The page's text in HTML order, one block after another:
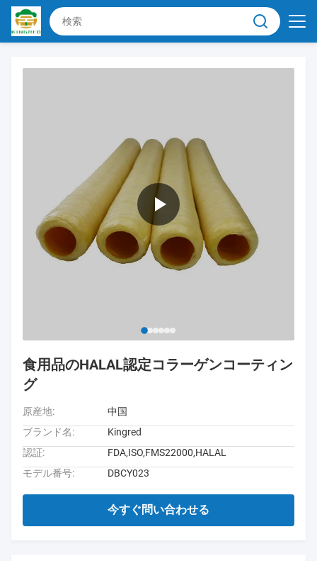
食用品のHALAL認定コラーゲンコーティン
グ
原産地:
中国
ブランド名:
Kingred
認証:
FDA,ISO,FMS22000,HALAL
モデル番号:
DBCY023
今すぐ問い合わせる